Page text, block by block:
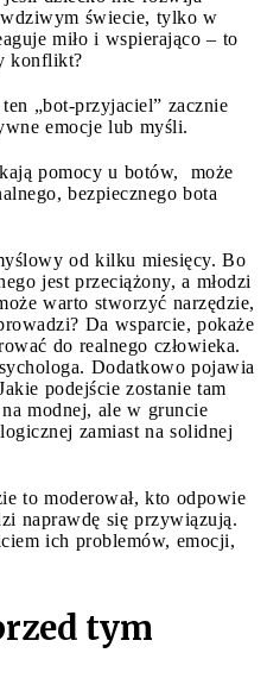
świecie, tylko w
miło i wspierająco – to
konflikt?
„bot-przyjaciel” zacznie
emocje lub myśli.
pomocy u botów, może
bezpiecznego bota
od kilku miesięcy. Bo
jest przeciążony, a młodzi
warto stworzyć narzędzie,
Da wsparcie, pokaże
do realnego człowieka.
Dodatkowo pojawia
podejście zostanie tam
modnej, ale w gruncie
zamiast na solidnej
to moderował, kto odpowie
naprawdę się przywiązują.
ich problemów, emocji,
tym